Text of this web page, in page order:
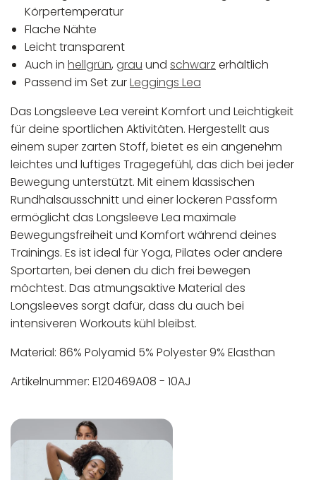
Körpertemperatur
Flache Nähte
Leicht transparent
Auch in hellgrün, grau und schwarz erhältlich
Passend im Set zurLeggings Lea
Das Longsleeve Lea vereint Komfort und Leichtigkeit
für deine sportlichen Aktivitäten. Hergestellt aus
einem super zarten Stoff, bietet es ein angenehm
leichtes und luftiges Tragegefühl, das dich bei jeder
Bewegung unterstützt. Mit einem klassischen
Rundhalsausschnitt und einer lockeren Passform
ermöglicht das Longsleeve Lea maximale
Bewegungsfreiheit und Komfort während deines
Trainings. Es ist ideal für Yoga, Pilates oder andere
Sportarten, bei denen du dich frei bewegen
möchtest. Das atmungsaktive Material des
Longsleeves sorgt dafür, dass du auch bei
intensiveren Workouts kühl bleibst.
Material: 86% Polyamid 5% Polyester 9% Elasthan
Artikelnummer: E120469A08 - 10AJ
Maschinenwäsche bis 30°C
Nicht bleichen
Nicht bügeln
Nicht trocknergeeignet
In der EU niedergelassener verantwortlicher
Wirtschaftsakteur: